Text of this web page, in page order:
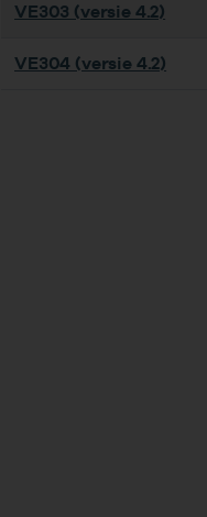
VE303 (versie 4.2)
VE304 (versie 4.2)